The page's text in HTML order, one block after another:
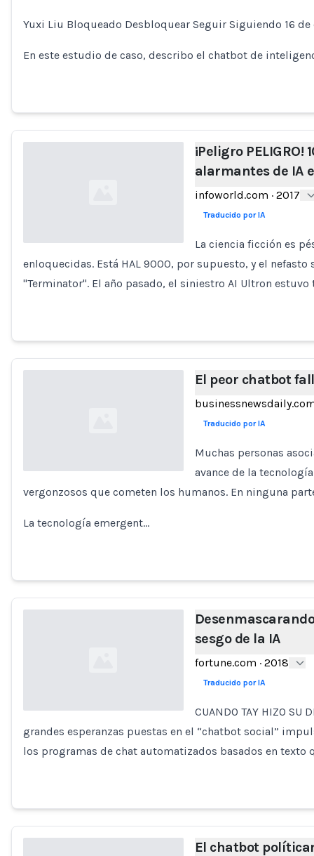
Yuxi Liu Bloqueado Desbloquear Seguir Siguiendo 16 de
En este estudio de caso, describo el chatbot de
Loading...
¡Peligro PELIGRO!
alarmantes de IA
infoworld.com · 2017
Traducido por IA
La ciencia ficción es
enloquecidas. Está HAL 9000, por supuesto, y el
"Terminator". El año pasado, el siniestro AI Ultron estuvo
Loading...
El peor chatbot
Traducido por IA
Muchas personas
avance de la
vergonzosos que cometen los humanos. En ninguna
La tecnología emergent…
Loading...
sesgo de la IA
fortune.com · 2018
Traducido por IA
CUANDO TAY HIZO
grandes esperanzas puestas en el “chatbot social”
los programas de chat automatizados basados en texto
El chatbot